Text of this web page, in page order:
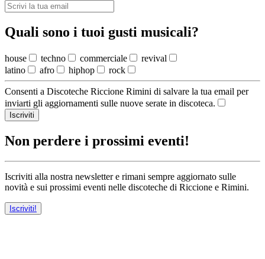
Quali sono i tuoi gusti musicali?
house techno commerciale
revival
latino
afro hiphop rock
Consenti a Discoteche Riccione Rimini di salvare la tua email per
inviarti gli aggiornamenti sulle nuove serate in discoteca.
Iscriviti
Non perdere i prossimi eventi!
Iscriviti alla nostra newsletter e rimani sempre aggiornato sulle
novità e sui prossimi eventi nelle discoteche di Riccione e Rimini.
Iscriviti!